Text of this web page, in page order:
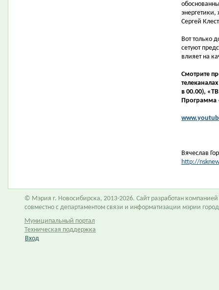
энергетики,
Сергей
Вот только
сетуют
влияет на
Смотрите
в 00.00),
Программа
Вячеслав
http://
© Мэрия г. Новосибирска, 2013-2026. Сайт разработан компанией
совместно с департаментом связи и информатизации мэрии
Муниципальный портал
Техническая поддержка
Вход